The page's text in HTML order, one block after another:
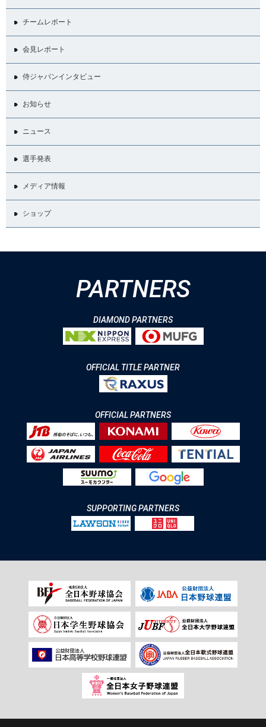
チームレポート
会見レポート
侍ジャパンインタビュー
お知らせ
ニュース
選手発表
メディア情報
ショップ
PARTNERS
DIAMOND PARTNERS
OFFICIAL TITLE PARTNER
OFFICIAL PARTNERS
SUPPORTING PARTNERS